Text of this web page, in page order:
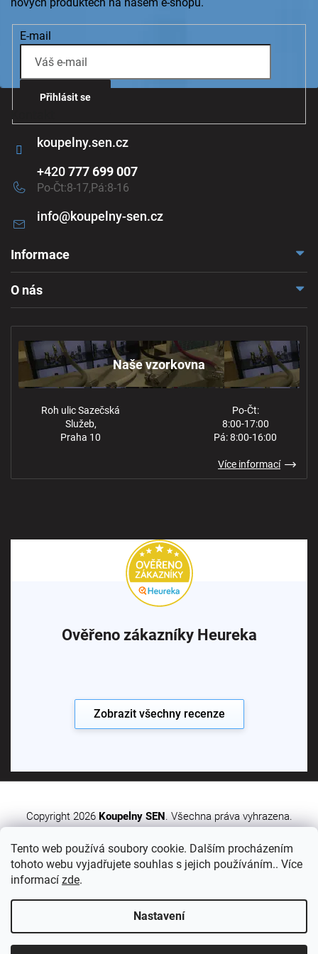
Tento web používá soubory cookie. Dalším procházením
tohoto webu vyjadřujete souhlas s jejich používáním.. Více
informací zde.
Nastavení
Kontakt
info@koupelny-sen.cz
+420777 699 007
Po-Čt:8-17,Pá:8-16
koupelny.sen.cz
Informace
Ochrana osobních údajů
O nás
Naše vzorkovna
Roh ulic Sazečská
Služeb,
Praha 10
Po-Čt:
8:00-17:00
Pá: 8:00-16:00
Více informací
E-mail
Přihlásit se
Ověřeno zákazníky Heureka
Zobrazit všechny recenze
Vytvořil Shoptet Premium
Copyright 2026 Koupelny SEN. Všechna práva vyhrazena.
Sledujte nás: